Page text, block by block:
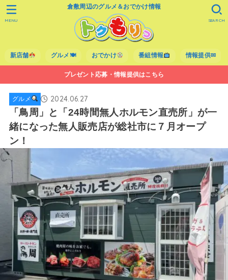
倉敷周辺のグルメ＆おでかけ情報
新店舗 グルメ🍽 おでかけ 番組情報 情報提供✉
SEARCH
MENU
プレゼント応募・情報提供はこちら
グルメ 2024.06.27
「鳥周」と「24時間無人ホルモン直売所」が一
緒になった無人販売店が総社市に７月オープ
ン！